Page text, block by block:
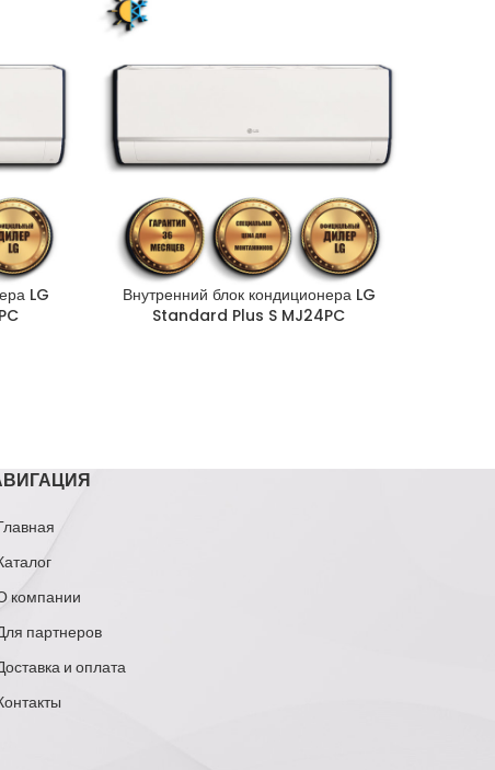
LG
Внутренний блок кондиционера LG
Standard Plus S MJ24PC
компании
партнеров
и оплата